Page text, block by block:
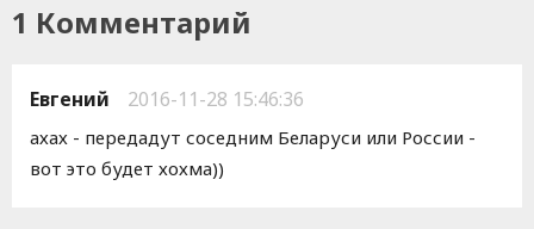
1 Комментарий
Евгений 2016-11-28 15:46:36
ахах - передадут соседним Беларуси или России -
вот это будет хохма))